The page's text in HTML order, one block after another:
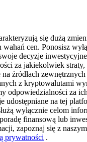
& Win
prize pool
Users
to Win 500,000 USDT
się dużą
cen. Ponosisz
decyzje
za jakiekolwiek straty,
źródłach
z kryptowalutami
odpowiedzialności za
udostępniane na tej
wyłącznie celom
finansową lub
zapoznaj się z
prywatności .